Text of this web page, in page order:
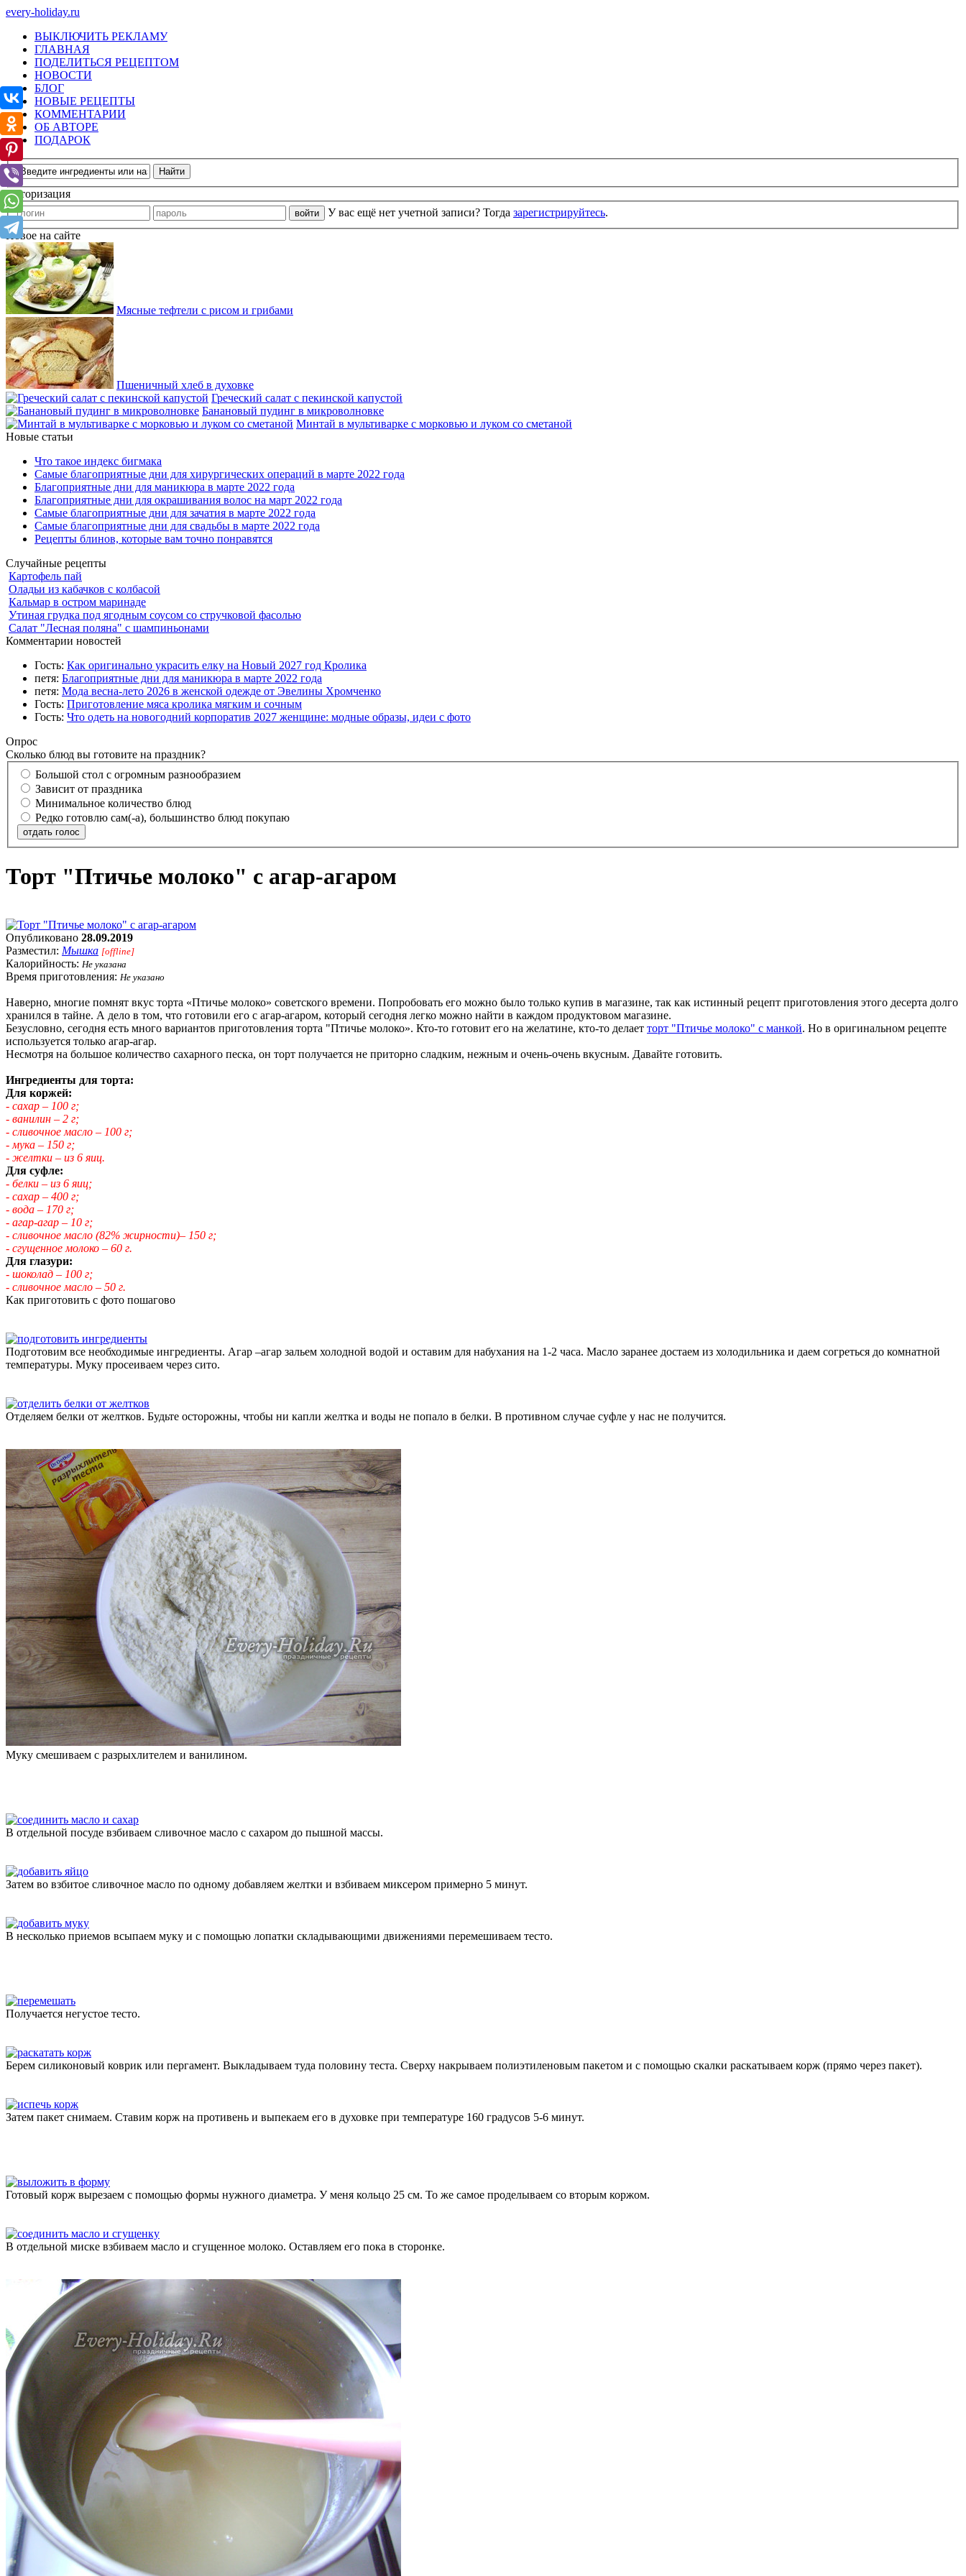
every-holiday.ru
ВЫКЛЮЧИТЬ РЕКЛАМУ
ГЛАВНАЯ
ПОДЕЛИТЬСЯ РЕЦЕПТОМ
НОВОСТИ
БЛОГ
НОВЫЕ РЕЦЕПТЫ
КОММЕНТАРИИ
ОБ АВТОРЕ
ПОДАРОК
Авторизация
У вас ещё нет учетной записи? Тогда зарегистрируйтесь.
Новое на сайте
Мясные тефтели с рисом и грибами
Пшеничный хлеб в духовке
Греческий салат с пекинской капустой
Банановый пудинг в микроволновке
Минтай в мультиварке с морковью и луком со сметаной
Новые статьи
Что такое индекс бигмака
Самые благоприятные дни для хирургических операций в марте 2022 года
Благоприятные дни для маникюра в марте 2022 года
Благоприятные дни для окрашивания волос на март 2022 года
Самые благоприятные дни для зачатия в марте 2022 года
Самые благоприятные дни для свадьбы в марте 2022 года
Рецепты блинов, которые вам точно понравятся
Случайные рецепты
Картофель пай
Оладьи из кабачков с колбасой
Кальмар в остром маринаде
Утиная грудка под ягодным соусом со стручковой фасолью
Салат "Лесная поляна" с шампиньонами
Комментарии новостей
Гость: Как оригинально украсить елку на Новый 2027 год Кролика
петя: Благоприятные дни для маникюра в марте 2022 года
петя: Мода весна-лето 2026 в женской одежде от Эвелины Хромченко
Гость: Приготовление мяса кролика мягким и сочным
Гость: Что одеть на новогодний корпоратив 2027 женщине: модные образы, идеи с фото
Опрос
Сколько блюд вы готовите на праздник?
Большой стол с огромным разнообразием
Зависит от праздника
Минимальное количество блюд
Редко готовлю сам(-а), большинство блюд покупаю
отдать голос
Торт "Птичье молоко" с агар-агаром
Опубликовано 28.09.2019
Разместил: Мышка [offline]
Калорийность: Не указана
Время приготовления: Не указано
Наверно, многие помнят вкус торта «Птичье молоко» советского времени. Попробовать его можно было только купив в магазине, так как истинный рецепт приготовления этого десерта долго
хранился в тайне. А дело в том, что готовили его с агар-агаром, который сегодня легко можно найти в каждом продуктовом магазине.
Безусловно, сегодня есть много вариантов приготовления торта "Птичье молоко». Кто-то готовит его на желатине, кто-то делает торт "Птичье молоко" с манкой. Но в оригинальном рецепте
используется только агар-агар.
Несмотря на большое количество сахарного песка, он торт получается не приторно сладким, нежным и очень-очень вкусным. Давайте готовить.
Ингредиенты для торта:
Для коржей:
- сахар – 100 г;
- ванилин – 2 г;
- сливочное масло – 100 г;
- мука – 150 г;
- желтки – из 6 яиц.
Для суфле:
- белки – из 6 яиц;
- сахар – 400 г;
- вода – 170 г;
- агар-агар – 10 г;
- сливочное масло (82% жирности)– 150 г;
- сгущенное молоко – 60 г.
Для глазури:
- шоколад – 100 г;
- сливочное масло – 50 г.
Как приготовить с фото пошагово
Подготовим все необходимые ингредиенты. Агар –агар зальем холодной водой и оставим для набухания на 1-2 часа. Масло заранее достаем из холодильника и даем согреться до комнатной
температуры. Муку просеиваем через сито.
Отделяем белки от желтков. Будьте осторожны, чтобы ни капли желтка и воды не попало в белки. В противном случае суфле у нас не получится.
Муку смешиваем с разрыхлителем и ванилином.
В отдельной посуде взбиваем сливочное масло с сахаром до пышной массы.
Затем во взбитое сливочное масло по одному добавляем желтки и взбиваем миксером примерно 5 минут.
В несколько приемов всыпаем муку и с помощью лопатки складывающими движениями перемешиваем тесто.
Получается негустое тесто.
Берем силиконовый коврик или пергамент. Выкладываем туда половину теста. Сверху накрываем полиэтиленовым пакетом и с помощью скалки раскатываем корж (прямо через пакет).
Затем пакет снимаем. Ставим корж на противень и выпекаем его в духовке при температуре 160 градусов 5-6 минут.
Готовый корж вырезаем с помощью формы нужного диаметра. У меня кольцо 25 см. То же самое проделываем со вторым коржом.
В отдельной миске взбиваем масло и сгущенное молоко. Оставляем его пока в сторонке.